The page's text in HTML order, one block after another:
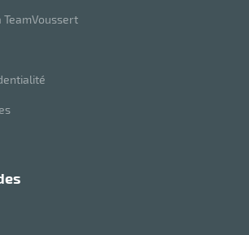
TeamVoussert